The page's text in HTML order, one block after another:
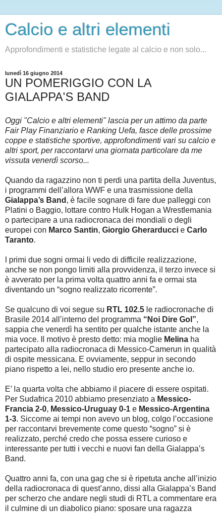
Calcio e altri elementi
Approfondimenti e statistiche legate al calcio e non solo...
lunedì 16 giugno 2014
UN POMERIGGIO CON LA
GIALAPPA'S BAND
Oggi "Calcio e altri elementi" lascia per un attimo da parte
Fair Play Finanziario e Ranking Uefa, fasce delle prossime
coppe e statistiche sportive, approfondimenti vari su calcio e
altri sport, per raccontarvi una giornata particolare da me
vissuta venerdì scorso...
Quando da ragazzino non ti perdi una partita della Juventus,
i programmi dell’allora WWF e una trasmissione della
Gialappa’s Band , è facile sognare di fare due palleggi con
Platini o Baggio, lottare contro Hulk Hogan a Wrestlemania
o partecipare a una radiocronaca dei mondiali o degli
europei con Marco Santin, Giorgio Gherarducci e Carlo
Taranto.
I primi due sogni ormai li vedo di difficile realizzazione,
anche se non pongo limiti alla provvidenza, il terzo invece si
è avverato per la prima volta quattro anni fa e ormai sta
diventando un “sogno realizzato ricorrente”.
Se qualcuno di voi segue su RTL 102.5 le radiocronache di
Brasile 2014 all’interno del programma “Noi Dire Gol”,
sappia che venerdì ha sentito per qualche istante anche la
mia voce. Il motivo è presto detto: mia moglie Melina ha
partecipato alla radiocronaca di Messico-Camerun in qualità
di ospite messicana. E ovviamente, seppur in secondo
piano rispetto a lei, nello studio ero presente anche io.
E’ la quarta volta che abbiamo il piacere di essere ospitati.
Per Sudafrica 2010 abbiamo presenziato a Messico-
Francia 2-0, Messico-Uruguay 0-1 e Messico-Argentina
1-3. Siccome ai tempi non avevo un blog, colgo l’occasione
per raccontarvi brevemente come questo “sogno” si è
realizzato, perché credo che possa essere curioso e
interessante per tutti i vecchi e nuovi fan della Gialappa’s
Band.
Quattro anni fa, con una gag che si è ripetuta anche all’inizio
della radiocronaca di quest’anno, dissi alla Gialappa’s Band
per scherzo che andare negli studi di RTL a commentare era
il culmine di un diabolico piano: sposare una ragazza